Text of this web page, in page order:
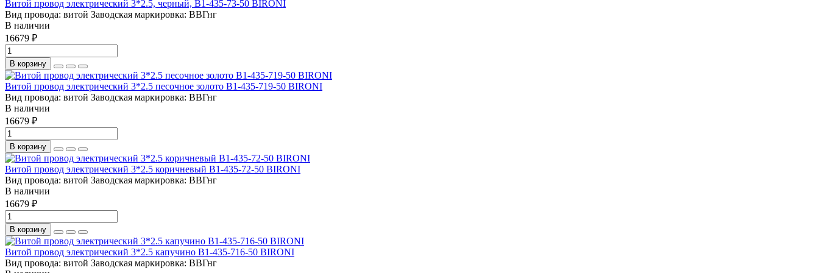
Витой провод электрический 3*2.5, черный, B1-435-73-50 BIRONI
Вид провода: витой Заводская маркировка: ВВГнг
В наличии
16679 ₽
В корзину
Витой провод электрический 3*2.5 песочное золото B1-435-719-50 BIRONI
Вид провода: витой Заводская маркировка: ВВГнг
В наличии
16679 ₽
В корзину
Витой провод электрический 3*2.5 коричневый B1-435-72-50 BIRONI
Вид провода: витой Заводская маркировка: ВВГнг
В наличии
16679 ₽
В корзину
Витой провод электрический 3*2.5 капучино B1-435-716-50 BIRONI
Вид провода: витой Заводская маркировка: ВВГнг